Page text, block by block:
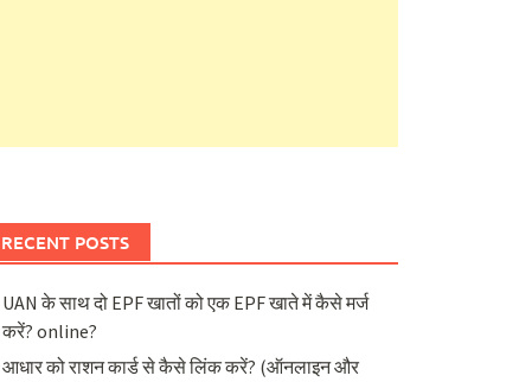
RECENT POSTS
UAN के साथ दो EPF खातों को एक EPF खाते में कैसे मर्ज
करें? online?
आधार को राशन कार्ड से कैसे लिंक करें? (ऑनलाइन और